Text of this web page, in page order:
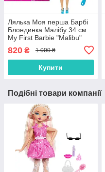
Лялька Моя перша Барбі
Блондинка Малібу 34 см
My First Barbie "Malibu"
Roberts Doll, Blonde Hair
HLL19
820 ₴ 1 000 ₴
Купити
Подібні товари компанії